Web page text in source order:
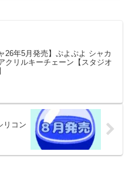
26年5月発売】ぷよぷよ シャカ
クリルキーチェーン【スタジオ
リコン